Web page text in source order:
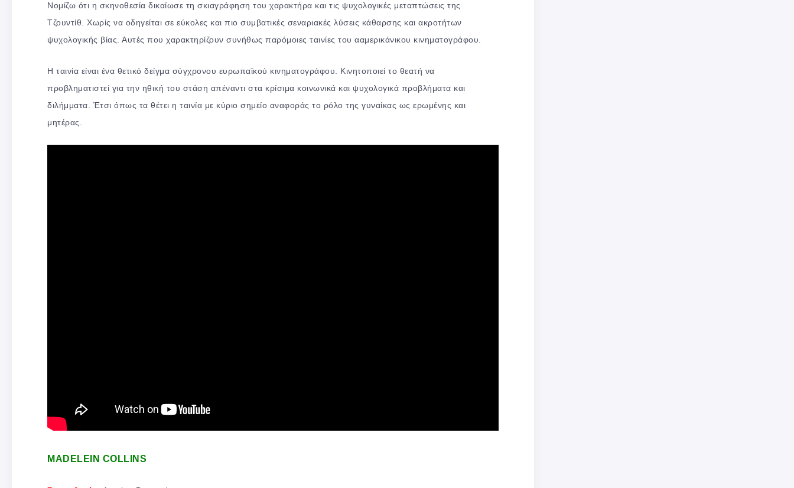
Νομίζω ότι η σκηνοθεσία δικαίωσε τη σκιαγράφηση του χαρακτήρα και τις ψυχολογικές μεταπτώσεις της
Τζουντίθ. Χωρίς να οδηγείται σε εύκολες και πιο συμβατικές σεναριακές λύσεις κάθαρσης και ακροτήτων
ψυχολογικής βίας. Αυτές που χαρακτηρίζουν συνήθως παρόμοιες ταινίες του ααμερικάνικου κινηματογράφου.
Η ταινία είναι ένα θετικό δείγμα σύγχρονου ευρωπαϊκού κινηματογράφου. Κινητοποιεί το θεατή να
προβληματιστεί για την ηθική του στάση απέναντι στα κρίσιμα κοινωνικά και ψυχολογικά προβλήματα και
διλήμματα. Έτσι όπως τα θέτει η ταινία με κύριο σημείο αναφοράς το ρόλο της γυναίκας ως ερωμένης και
μητέρας.
MADELEIN COLLINS